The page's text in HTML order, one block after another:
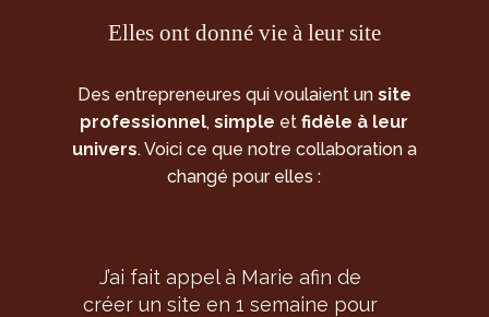
Elles ont donné vie à leur site
Des entrepreneures qui voulaient un site
professionnel,simple etfidèle à leur
univers. Voici ce que notre collaboration a
changé pour elles :
Je suis trèsreconnaissante pour
le travail exceptionnel qu'elle a